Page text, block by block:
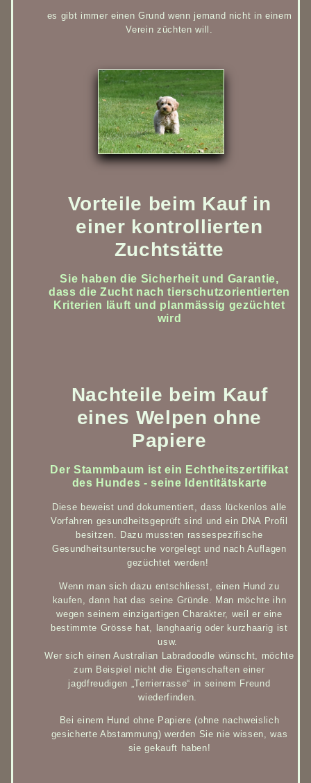
es gibt immer einen Grund wenn jemand nicht in einem
Verein züchten will.
Vorteile beim Kauf in
einer kontrollierten
Zuchtstätte
Sie haben die Sicherheit und Garantie,
dass die Zucht nach tierschutzorientierten
Kriterien läuft und planmässig gezüchtet
wird
Nachteile beim Kauf
eines Welpen ohne
Papiere
Der Stammbaum ist ein Echtheitszertifikat
des Hundes - seine Identitätskarte
Diese beweist und dokumentiert, dass lückenlos alle
Vorfahren gesundheitsgeprüft sind und ein DNA Profil
besitzen. Dazu mussten rassespezifische
Gesundheitsuntersuche vorgelegt und nach Auflagen
gezüchtet werden!
Wenn man sich dazu entschliesst, einen Hund zu
kaufen, dann hat das seine Gründe. Man möchte ihn
wegen seinem einzigartigen Charakter, weil er eine
bestimmte Grösse hat, langhaarig oder kurzhaarig ist
usw.
Wer sich einen Australian Labradoodle wünscht, möchte
zum Beispiel nicht die Eigenschaften einer
jagdfreudigen „Terrierrasse“ in seinem Freund
wiederfinden.
Bei einem Hund ohne Papiere (ohne nachweislich
gesicherte Abstammung) werden Sie nie wissen, was
sie gekauft haben!